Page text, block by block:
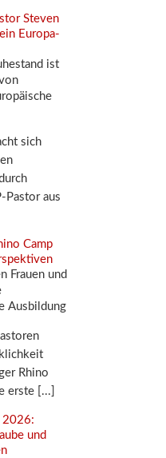
Steven
Europa-
ist
sich
Pastor aus
Camp
Frauen und
Ausbildung
Rhino
erste
2026:
und